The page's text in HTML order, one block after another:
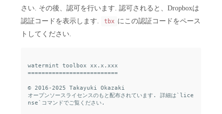
さい. その後、認可を行います. 認可されると、Dropboxは
認証コードを表示します.
tbx にこの認証コードをペース
トしてください.
watermint toolbox xx.x.xxx
==========================
© 2016-2025 Takayuki Okazaki
オープンソースライセンスのもと配布されています. 詳細は`lice
nse`コマンドでご覧ください.